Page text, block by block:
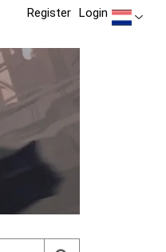
Register Login